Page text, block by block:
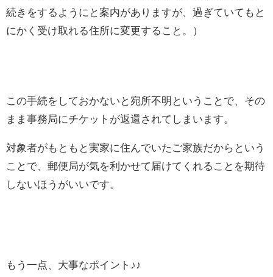
続きをするようにと案内がありますが、過ぎていてもと
にかく受け取れる住所に変更すること。）
この手続をしておかないと宛所不明ということで、その
まま事務局にチケットが返還されてしまいます。
対象者がもともと実家に住んでいたご家族だからという
ことで、郵便局が気を利かせて届けてくれることを期待
しないほうがいいです。
もう一点、大事なポイント♪♪